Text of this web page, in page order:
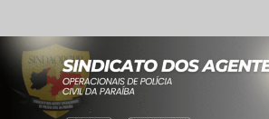
para
conteúdo